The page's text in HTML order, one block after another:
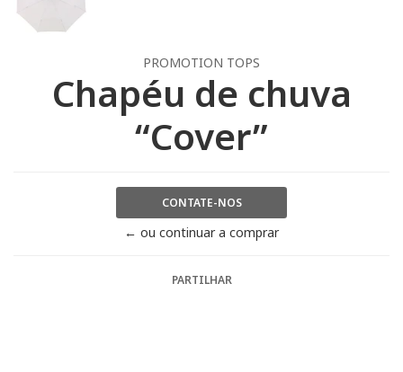
PROMOTION TOPS
Chapéu de chuva
“Cover”
CONTATE-NOS
← ou continuar a comprar
PARTILHAR